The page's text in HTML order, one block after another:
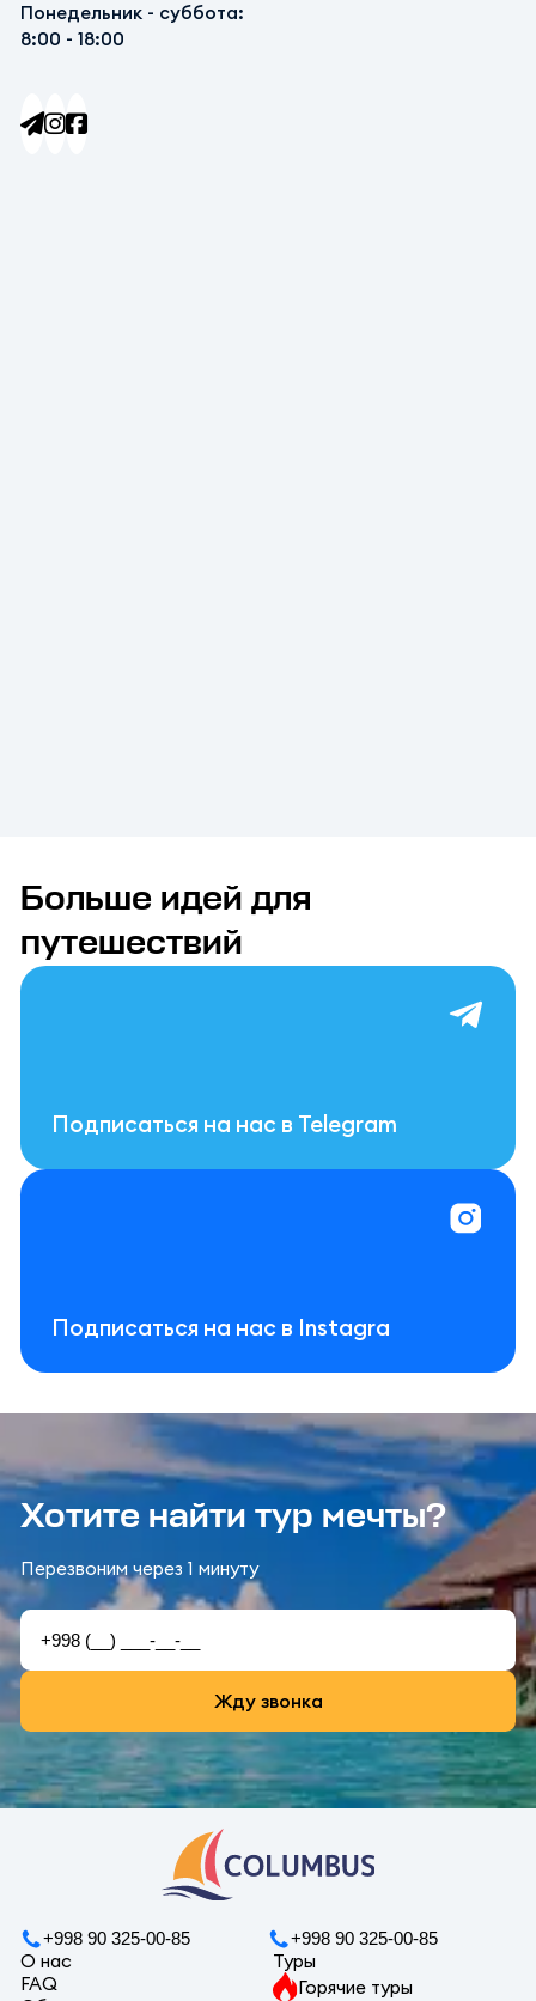
Понедельник - суббота:
8:00 - 18:00
Больше идей для
путешествий
Подписаться на нас в Telegram
Подписаться на нас в Instagra
Хотите найти тур мечты?
Перезвоним через 1 минуту
Жду звонка
+998 90 325-00-85 +998 90 325-00-85
О нас
FAQ
Туры
Горячие туры